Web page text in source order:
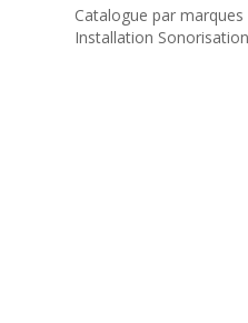
Catalogue par marques
Installation